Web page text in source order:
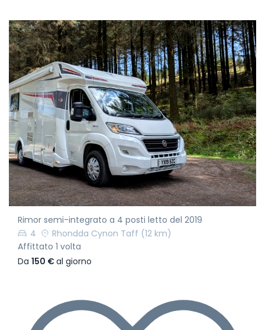
Rimor semi-integrato a 4 posti letto del 2019
4
Rhondda Cynon Taff (12 km)
Affittato 1 volta
Da 150 €al giorno